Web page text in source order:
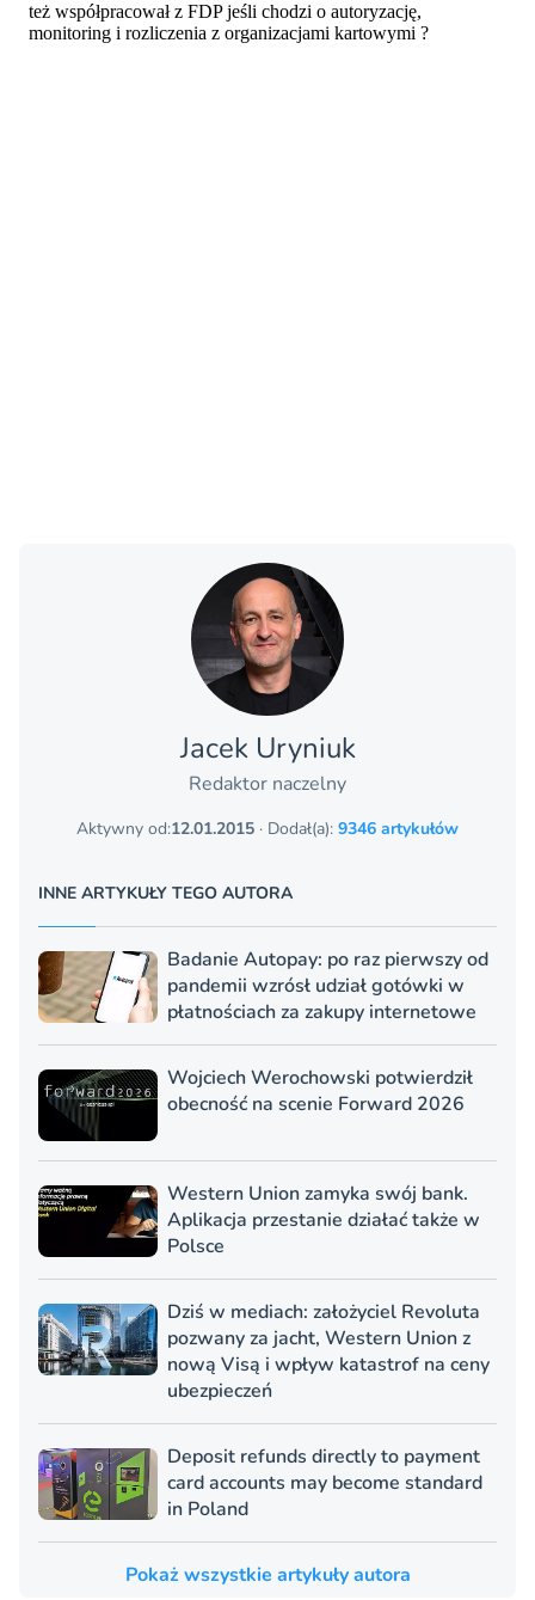
Jacek Uryniuk
Redaktor naczelny
Aktywny od:12.01.2015 · Dodał(a): 9346 artykułów
INNE ARTYKUŁY TEGO AUTORA
Badanie Autopay: po raz pierwszy od
pandemii wzrósł udział gotówki w
płatnościach za zakupy internetowe
Wojciech Werochowski potwierdził
obecność na scenie Forward 2026
Western Union zamyka swój bank.
Aplikacja przestanie działać także w
Polsce
Dziś w mediach: założyciel Revoluta
pozwany za jacht, Western Union z
nową Visą i wpływ katastrof na ceny
ubezpieczeń
Deposit refunds directly to payment
card accounts may become standard
in Poland
Pokaż wszystkie artykuły autora